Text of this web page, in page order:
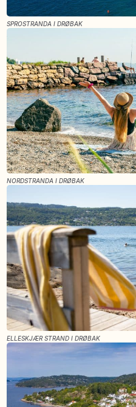
SPROSTRANDA I DRØBAK
NORDSTRANDA I DRØBAK
ELLESKJÆR STRAND I DRØBAK